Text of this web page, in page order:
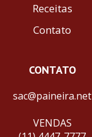
Receitas
Contato
CONTATO
sac@paineira.net
VENDAS